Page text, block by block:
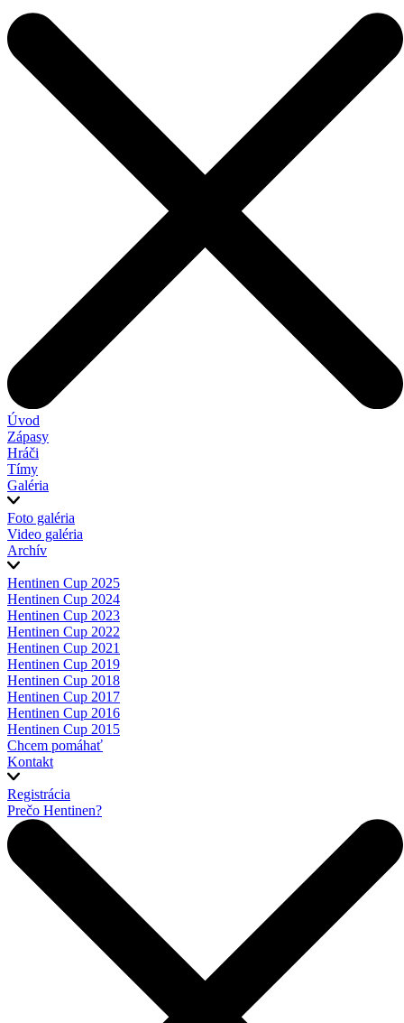
Úvod
Zápasy
Hráči
Tímy
Galéria
Foto galéria
Video galéria
Archív
Hentinen Cup 2025
Hentinen Cup 2024
Hentinen Cup 2023
Hentinen Cup 2022
Hentinen Cup 2021
Hentinen Cup 2019
Hentinen Cup 2018
Hentinen Cup 2017
Hentinen Cup 2016
Hentinen Cup 2015
Chcem pomáhať
Kontakt
Registrácia
Prečo Hentinen?